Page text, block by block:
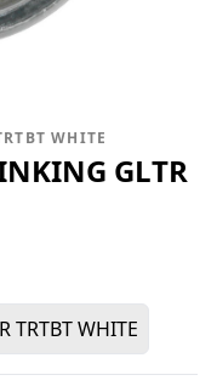
WHITE
GLTR
TRTBT WHITE